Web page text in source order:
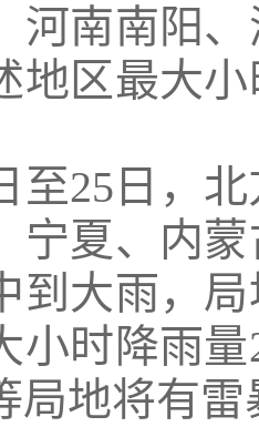
河南南阳
地区最大
至25日，
宁夏、内
到大雨，
小时降雨
局地将有